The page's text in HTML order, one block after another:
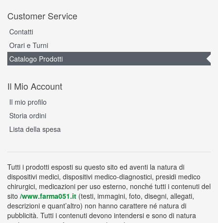
Customer Service
Contatti
Orari e Turni
Catalogo Prodotti
Il Mio Account
Il mio profilo
Storia ordini
Lista della spesa
Tutti i prodotti esposti su questo sito ed aventi la natura di
dispositivi medici, dispositivi medico-diagnostici, presidi medico
chirurgici, medicazioni per uso esterno, nonché tutti i contenuti del
sito /www.farma051.it (testi, immagini, foto, disegni, allegati,
descrizioni e quant’altro) non hanno carattere né natura di
pubblicità. Tutti i contenuti devono intendersi e sono di natura